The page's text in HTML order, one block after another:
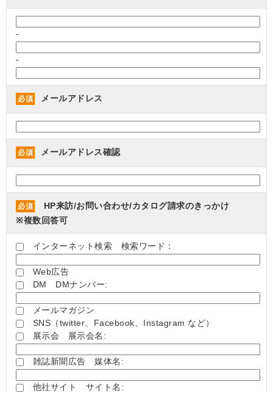
-
-
必須 メールアドレス
必須 メールアドレス確認
必須
HP来訪/お問い合わせ/カタログ請求のきっかけ
※複数回答可
インターネット検索 検索ワード：
Web広告
DM DMナンバー:
メールマガジン
SNS（twitter、Facebook、Instagram など）
展示会 展示会名:
雑誌新聞広告 媒体名:
他社サイト サイト名: